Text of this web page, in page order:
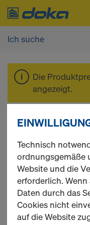
Die
angezeigt.
120 Produkte
Meist gesucht
Technisch
ordnungsgemäße
Website und die
erforderlich.
Daten durch das
Cookies nicht
auf die Website